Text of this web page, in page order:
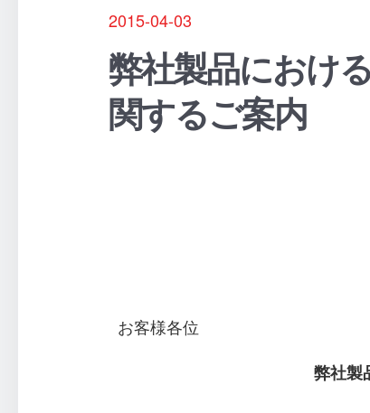
2015-04-03
弊社製品におけ
関するご案内
お客様各位
弊社製